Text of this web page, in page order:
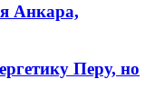
Анкара,
Перу, но